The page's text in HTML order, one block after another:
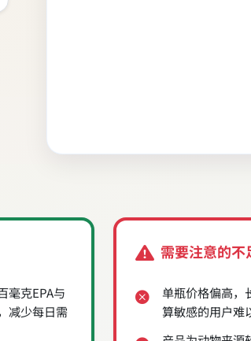
毫克EPA与
减少每日需
需要注意的不
单瓶价格偏高，
算敏感的用户难